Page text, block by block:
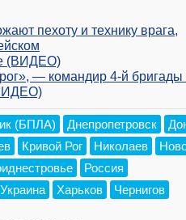
пехоту и технику врага,
(ВИДЕО)
— командир 4-й
(БПЛА) Днепропетровск
Кривой Рог Николаев
Россия
Украина Харьков Чернигов